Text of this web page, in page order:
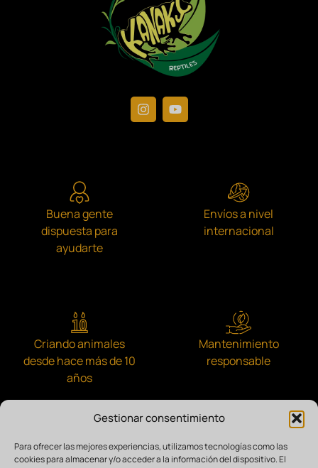
Gestionar consentimiento
Para ofrecer las mejores experiencias, utilizamos tecnologías como las
cookies para almacenar y/o acceder a la información del dispositivo. El
Buena gente
dispuesta para
ayudarte
Envíos a nivel
internacional
Criando animales
desde hace más de 10
años
Mantenimiento
responsable